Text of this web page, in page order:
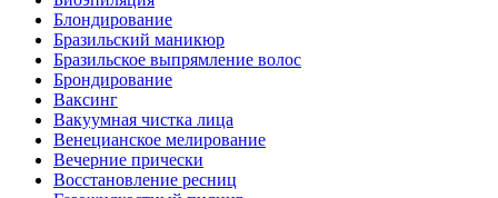
Блондирование
Бразильский маникюр
Бразильское выпрямление волос
Брондирование
Ваксинг
Вакуумная чистка лица
Венецианское мелирование
Вечерние прически
Восстановление ресниц